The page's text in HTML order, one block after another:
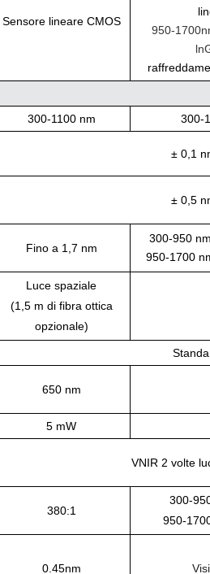
Sensore lineare CMOS
950-
300-1100 nm 300-
± 0,1
± 0,5
Fino a 1,7 nm
300-950
950-1700
Luce spaziale
(1,5 m di fibra ottica
opzionale)
650 nm
5 mW
VNIR 2 volte
380:1
300-
950-
0.45nm